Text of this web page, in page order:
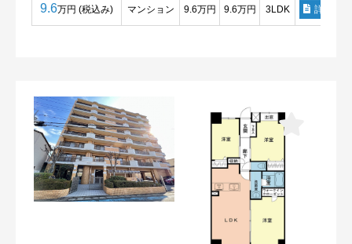
9.6万円 (税込み) マンション 9.6万円 9.6万円 3LDK 詳細